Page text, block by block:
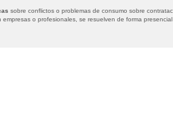
sobre conflictos o problemas de consumo sobre
empresas o profesionales, se resuelven de forma